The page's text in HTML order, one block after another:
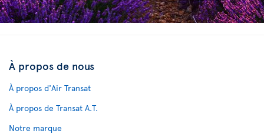
À propos de nous
À propos d'Air Transat
À propos de Transat A.T.
Notre marque